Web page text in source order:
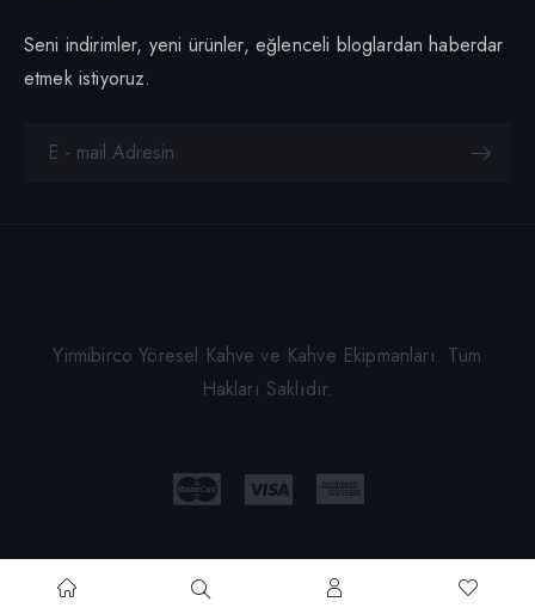
Seni indirimler, yeni ürünler, eğlenceli bloglardan haberdar
etmek istiyoruz.
Yirmibirco Yöresel Kahve ve Kahve Ekipmanları. Tüm
Hakları Saklıdır.